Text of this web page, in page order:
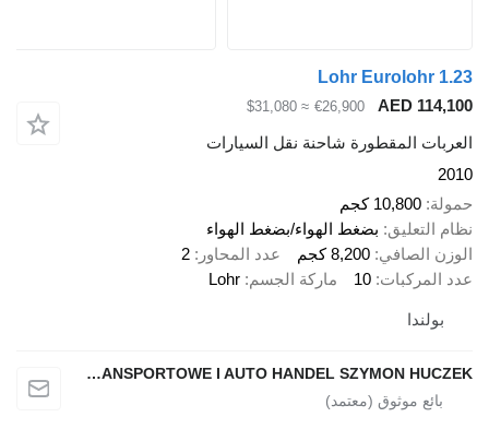
Lohr
AED
€26,900
≈ $31,080
المقطورة شاحنة نقل السيارات
10,800 كجم
بضغط الهواء/بضغط الهواء
8,200 كجم عدد المحاور 2
10 ماركة الجسم Lohr
PPHU USLUGI TRANSPORTOWE I AUTO HANDEL SZYMON HUCZEK